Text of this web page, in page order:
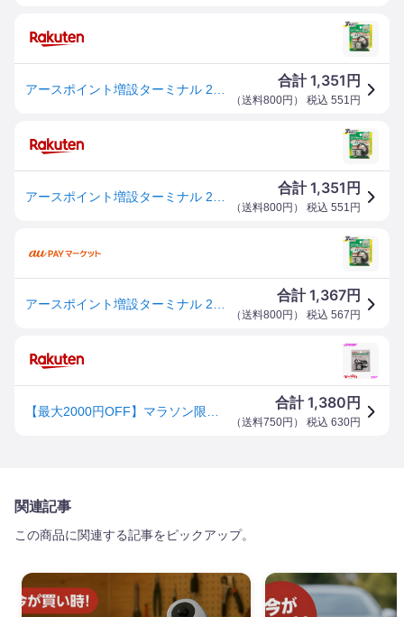
合計1,351 円
（送料800円 ） 税込 551 円
合計1,351 円
（送料800円 ） 税込 551 円
合計1,367円
（送料800円 ） 税込 567 円
合計1,380 円
（送料750円 ） 税込 630円
関連記事
この商品に関連する記事をピックアップ。